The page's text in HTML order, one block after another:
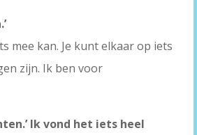
mee kan. Je kunt elkaar op iets
zijn. Ik ben voor
Ik vond het iets heel